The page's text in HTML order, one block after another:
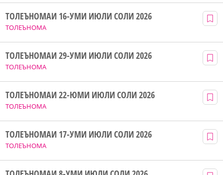
ТОЛЕЪНОМА
ТОЛЕЪНОМАИ 16-УМИ ИЮЛИ СОЛИ 2026
ТОЛЕЪНОМА
ТОЛЕЪНОМАИ 29-УМИ ИЮЛИ СОЛИ 2026
ТОЛЕЪНОМА
ТОЛЕЪНОМАИ 22-ЮМИ ИЮЛИ СОЛИ 2026
ТОЛЕЪНОМА
ТОЛЕЪНОМАИ 17-УМИ ИЮЛИ СОЛИ 2026